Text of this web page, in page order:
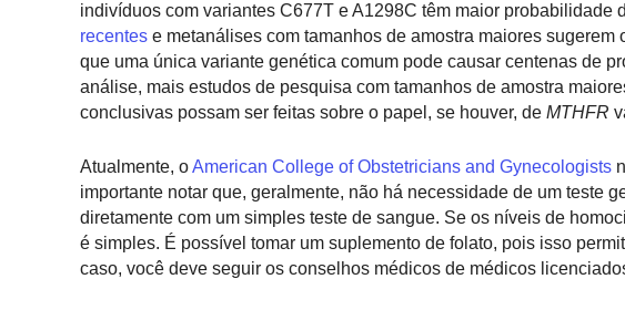
indivíduos com variantes C677T e A1298C têm maior
recentes e metanálises com tamanhos de amostra maiores
que uma única variante genética comum pode causar centenas de
análise, mais estudos de pesquisa com tamanhos de amostra
conclusivas possam ser feitas sobre o papel, se houver, de MTHFR
Atualmente, oAmerican College of Obstetricians and Gynecologists
importante notar que, geralmente, não há necessidade de um teste
diretamente com um simples teste de sangue. Se os níveis de
é simples. É possível tomar um suplemento de folato, pois isso
caso, você deve seguir os conselhos médicos de médicos